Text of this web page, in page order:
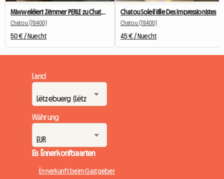
Miwweléiert Zëmmer PERLE zu Chatou mat privatem Buedzëmmer
Chatou (78400)
50 € / Nuecht
Chatou Soleil Ville Des Impressionistes
Chatou (78400)
45 € / Nuecht
Land
Währung
Eis Ënnerkonftsaarten
Ënnerkunft beim Gastgeber